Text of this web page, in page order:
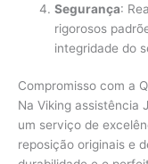
Segurança:
rigorosos
integridade do
Compromisso com a
Na Viking assistência
um serviço de
reposição originais e